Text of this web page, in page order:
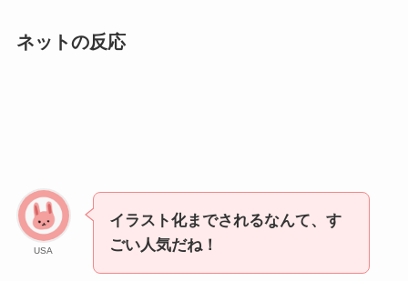
ネットの反応
USA
イラスト化までされるなんて、す
ごい人気だね！